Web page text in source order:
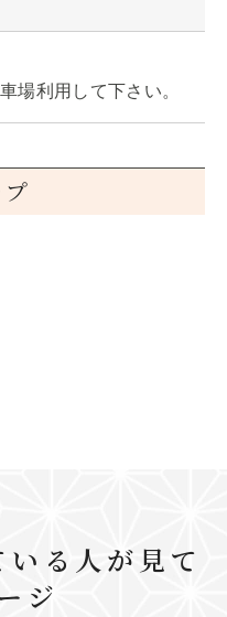
場利用して下さい。
プ
る人が見て
ジ